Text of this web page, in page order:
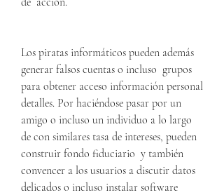
Los piratas informáticos pueden además
generar falsos cuentas o incluso  grupos
para obtener acceso información personal
detalles. Por haciéndose pasar por un
amigo o incluso un individuo a lo largo
de con similares tasa de intereses, pueden
construir fondo fiduciario  y también
convencer a los usuarios a discutir datos
delicados o incluso instalar software